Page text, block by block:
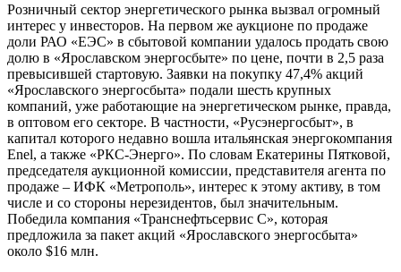
Розничный сектор энергетического рынка вызвал огромный
интерес у инвесторов. На первом же аукционе по продаже
доли РАО «ЕЭС» в сбытовой компании удалось продать свою
долю в «Ярославском энергосбыте» по цене, почти в 2,5 раза
превысившей стартовую. Заявки на покупку 47,4% акций
«Ярославского энергосбыта» подали шесть крупных
компаний, уже работающие на энергетическом рынке, правда,
в оптовом его секторе. В частности, «Русэнергосбыт», в
капитал которого недавно вошла итальянская энергокомпания
Enel, а также «РКС-Энерго». По словам Екатерины Пятковой,
председателя аукционной комиссии, представителя агента по
продаже – ИФК «Метрополь», интерес к этому активу, в том
числе и со стороны нерезидентов, был значительным.
Победила компания «Транснефтьсервис С», которая
предложила за пакет акций «Ярославского энергосбыта»
около $16 млн.